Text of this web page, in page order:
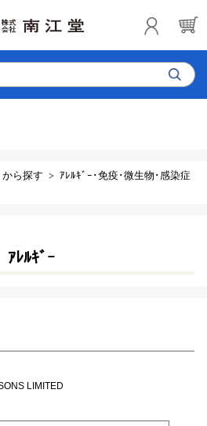
ら探す ｱﾚﾙｷﾞｰ･免疫･微生物･感染症
ｱﾚﾙｷﾞｰ
LIMITED